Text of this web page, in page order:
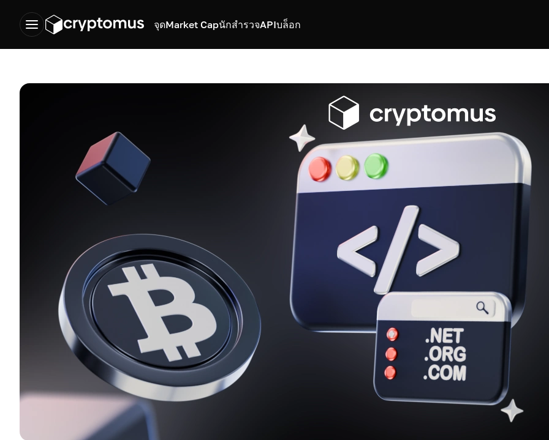
จุดMarket CapนักสำรวจAPIบล็อก